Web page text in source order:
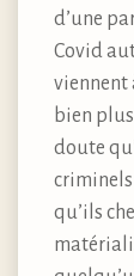
d’une
Covid
viennent
bien
doute
criminels
qu’ils